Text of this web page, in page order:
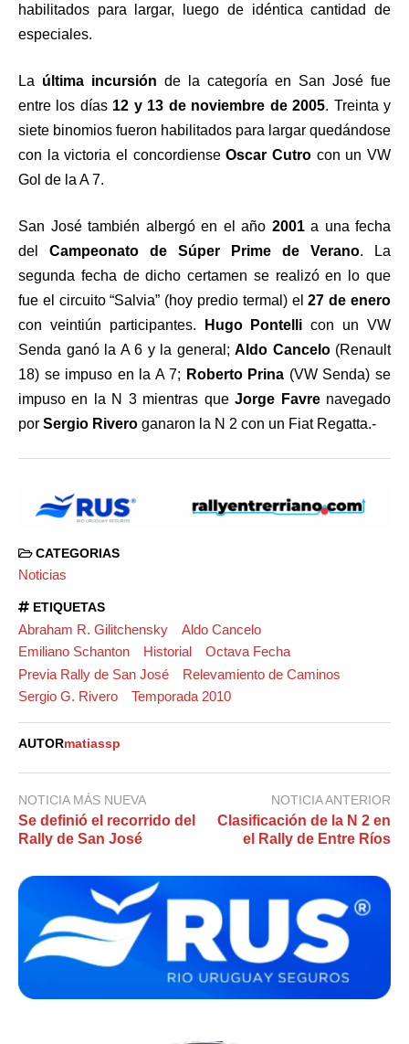
habilitados para largar, luego de idéntica cantidad de
especiales.
La última incursión de la categoría en San José fue
entre los días 12 y 13 de noviembre de 2005. Treinta y
siete binomios fueron habilitados para largar quedándose
con la victoria el concordienseOscar Cutro con un VW
Gol de la A 7.
San José también albergó en el año 2001a una fecha
del Campeonato de Súper Prime de Verano. La
segunda fecha de dicho certamen se realizó en lo que
fue el circuito “Salvia” (hoy predio termal) el 27 de enero
con veintiún participantes.
Hugo Pontellicon un VW
Senda ganó la A 6 y la general; Aldo Cancelo(Renault
18) se impuso en la A 7; Roberto Prina (VW Senda) se
impuso en la N 3 mientras queJorge Favrenavegado
por Sergio Rivero ganaron la N 2 con un Fiat Regatta.-
CATEGORIAS
Noticias
ETIQUETAS
Abraham R. Gilitchensky
Aldo Cancelo
Emiliano Schanton
Historial
Octava Fecha
Previa Rally de San José
Relevamiento de Caminos
Sergio G. Rivero
Temporada 2010
AUTORmatiassp
NOTICIA MÁS NUEVA
Se definió el recorrido del
Rally de San José
NOTICIA ANTERIOR
Clasificación de la N 2 en
el Rally de Entre Ríos